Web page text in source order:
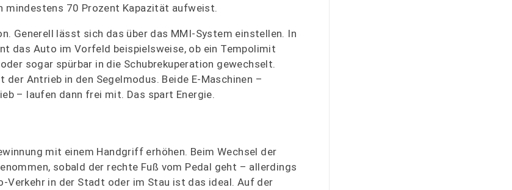
mindestens 70 Prozent Kapazität aufweist.
Generell lässt sich das über das MMI-System einstellen. In
das Auto im Vorfeld beispielsweise, ob ein Tempolimit
sogar spürbar in die Schubrekuperation gewechselt.
Antrieb in den Segelmodus. Beide E-Maschinen –
– laufen dann frei mit. Das spart Energie.
mit einem Handgriff erhöhen. Beim Wechsel der
sobald der rechte Fuß vom Pedal geht – allerdings
in der Stadt oder im Stau ist das ideal. Auf der